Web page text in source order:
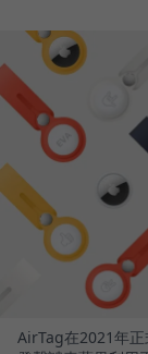
AirTag在2021年正